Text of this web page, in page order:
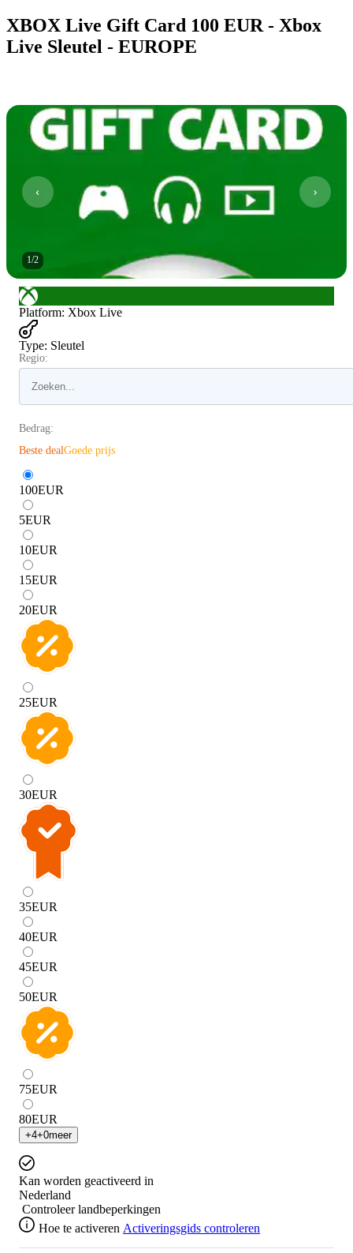
XBOX Live Gift Card 100 EUR - Xbox
Live Sleutel - EUROPE
1/2
Platform: Xbox Live
Type: Sleutel
Regio:
Bedrag:
Beste dealGoede prijs
100EUR
5EUR
10EUR
15EUR
20EUR
25EUR
30EUR
35EUR
40EUR
45EUR
50EUR
75EUR
80EUR
+4+0meer
Kan worden geactiveerd in
Nederland
Controleer landbeperkingen
Hoe te activeren Activeringsgids controleren